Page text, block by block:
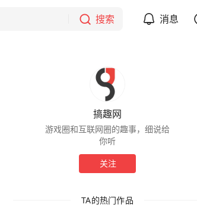
搜索 消息
搞趣网
游戏圈和互联网圈的趣事，细说给
你听
关注
TA的热门作品